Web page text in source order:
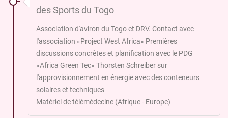
des Sports du Togo
Association d'aviron du Togo et DRV. Contact avec
l'association «Project West Africa» Premières
discussions concrètes et planification avec le PDG
«Africa Green Tec» Thorsten Schreiber sur
l'approvisionnement en énergie avec des conteneurs
solaires et techniques
Matériel de télémédecine (Afrique - Europe)